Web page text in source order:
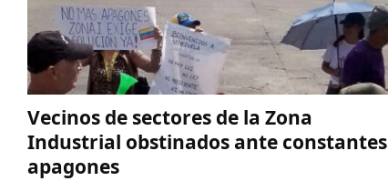
Vecinos de sectores de la Zona
Industrial obstinados ante constantes
apagones